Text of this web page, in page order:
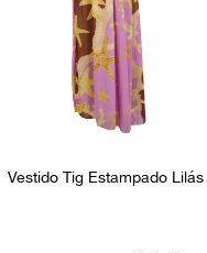
Vestido Tig Estampado Lilás